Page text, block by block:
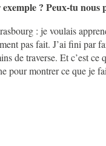
? Peux-tu
: je voulais
pas fait. J’ai fini par
de traverse. Et c’est ce
montrer ce que je